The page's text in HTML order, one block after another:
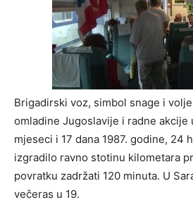
Brigadirski voz, simbol snage i
omladine Jugoslavije i radne akcije
mjeseci i 17 dana 1987. godine, 24
izgradilo ravno stotinu kilometara
povratku zadržati 120 minuta. U
večeras u 19.